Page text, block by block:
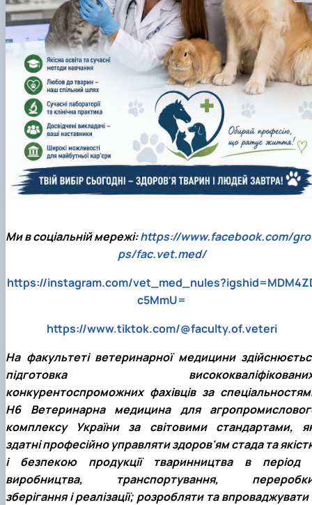
Ми в соціальній мережі:https://www.facebook.com/
ps/fac.vet.med/
https://instagram.com/
c5MmU=
https://www.tiktok.com/@faculty.of.veteri
На факультеті ветеринарної медицини
підготовка
конкурентоспроможних фахівців за
H6 Ветеринарна медицина для
комплексу України за світовими стандартами,
здатні професійно управляти здоров'ям стада та
і безпекою продукції тваринництва в період
виробництва, транспортування,
зберігання і реалізації; розробляти та впроваджувати